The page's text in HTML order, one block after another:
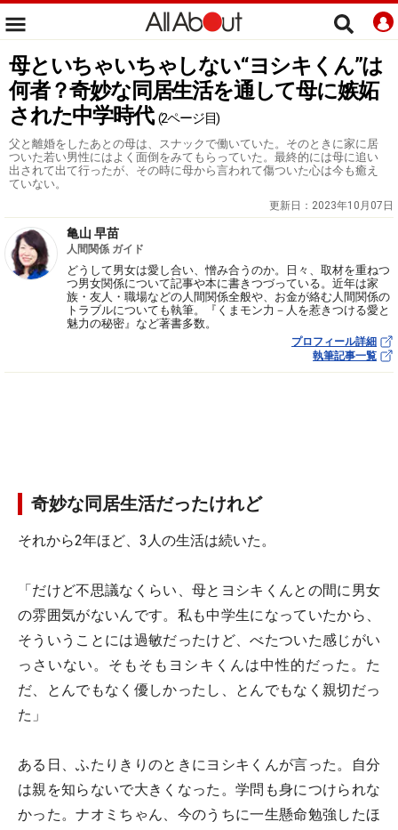
母といちゃいちゃしない“ヨシキくん”は
何者？奇妙な同居生活を通して母に嫉妬
された中学時代 (2ページ目)
父と離婚をしたあとの母は、スナックで働いていた。そのときに家に居
ついた若い男性にはよく面倒をみてもらっていた。最終的には母に追い
出されて出て行ったが、その時に母から言われて傷ついた心は今も癒え
ていない。
更新日： 2023年10月07日
亀山 早苗
人間関係 ガイド
どうして男女は愛し合い、憎み合うのか。日々、取材を重ねつ
つ男女関係について記事や本に書きつづっている。近年は家
族・友人・職場などの人間関係全般や、お金が絡む人間関係の
トラブルについても執筆。『くまモン力－人を惹きつける愛と
魅力の秘密』など著書多数。
プロフィール詳細
執筆記事一覧
奇妙な同居生活だったけれど
それから2年ほど、3人の生活は続いた。
「だけど不思議なくらい、母とヨシキくんとの間に男女
の雰囲気がないんです。私も中学生になっていたから、
そういうことには過敏だったけど、べたついた感じがい
っさいない。そもそもヨシキくんは中性的だった。た
だ、とんでもなく優しかったし、とんでもなく親切だっ
た」
ある日、ふたりきりのときにヨシキくんが言った。自分
は親を知らないで大きくなった。学問も身につけられな
かった。ナオミちゃん、今のうちに一生懸命勉強したほ